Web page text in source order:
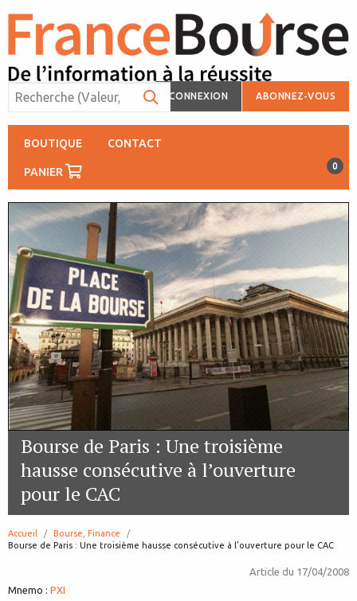
CONNEXION ABONNEZ-VOUS
BOUTIQUE CONTACT
PANIER 0
Bourse de Paris : Une troisième
hausse consécutive à l’ouverture
pour le CAC
Accueil
Bourse, Finance
page:
Bourse de Paris : Une troisième hausse consécutive à l’ouverture pour le CAC
Article du 17/04/2008
Mnemo : PXI